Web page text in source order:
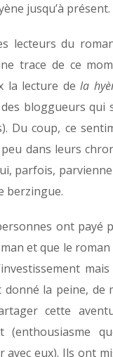
jusqu’à présent.
lecteurs du
trace de ce
la lecture dela
bloggueurs qui
Du coup, ce
dans leurs
parfois,
berzingue.
ont payé
et que le
donné la peine, de
cette
(enthousiasme
avec eux). Ils ont